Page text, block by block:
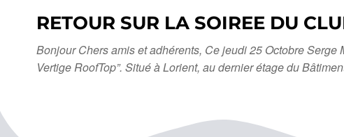
RETOUR SUR LA SOIREE DU
Bonjour Chers amis et adhérents, Ce jeudi 25 Octobre
Vertige RoofTop”. Situé à Lorient, au dernier étage du